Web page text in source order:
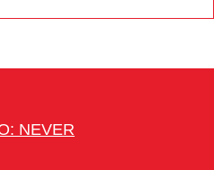
NEVER